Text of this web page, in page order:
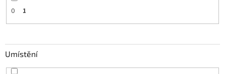
0 1
Umístění